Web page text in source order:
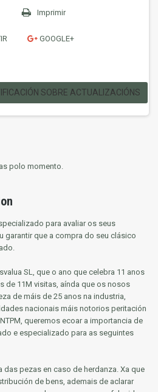
Imprimir
GOOGLE+
SOBRE ACTUALIZACIÓNS
polo momento.
para avaliar os seus
garantir que a compra do seu clásico
SL, que o ano que celebra 11 anos
de 11M visitas, aínda que os nosos
de máis de 25 anos na industria,
nacionais máis notorios peritación
queremos ecoar a importancia de
e especializado para as seguintes
das pezas en caso de herdanza. Xa que
de bens, ademais de aclarar